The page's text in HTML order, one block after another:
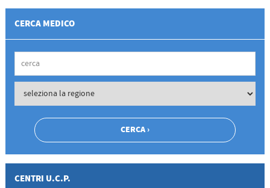
CERCA MEDICO
CENTRI U.C.P.